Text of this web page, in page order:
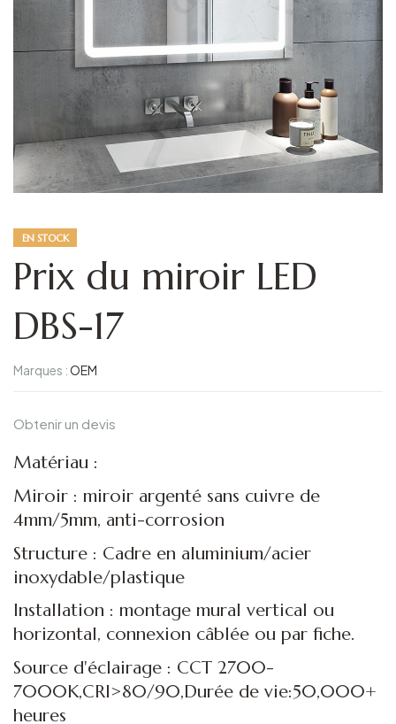
EN STOCK
Prix du miroir LED
DBS-17
Marques :OEM
Obtenir un devis
Matériau :
Miroir : miroir argenté sans cuivre de
4mm/5mm, anti-corrosion
Structure : Cadre en aluminium/acier
inoxydable/plastique
Installation : montage mural vertical ou
horizontal, connexion câblée ou par fiche.
Source d'éclairage : CCT 2700-
7000K,CRI>80/90,Durée de vie:50,000+
heures